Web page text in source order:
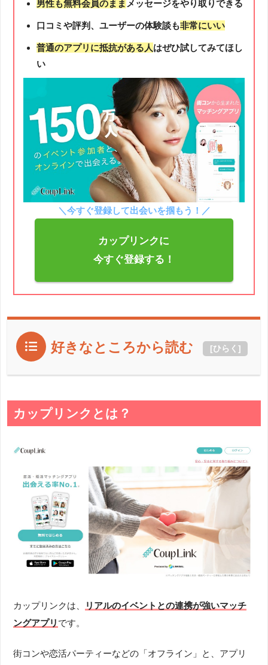
男性も無料会員のまま メッセージをやり取りできる
口コミや評判、ユーザーの体験談も非常にいい
普通のアプリに抵抗がある人はぜひ試してみてほし
い
＼今すぐ登録して出会いを掴もう！／
カップリンクに
今すぐ登録する！
好きなところから読む [ひらく ]
カップリンクとは？
カップリンクは、
リアルのイベントとの連携が強いマッチ
ングアプリ です。
街コンや恋活パーティーなどの「オフライン」と、アプリ